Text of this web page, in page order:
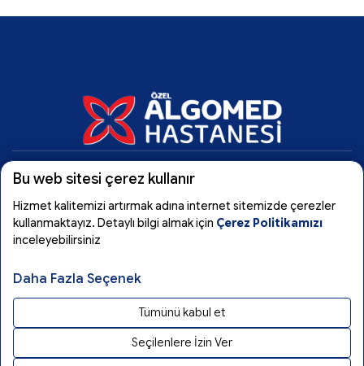
Algomed
Tıbbi Birimler
Kullanım Koşulları
Bu web sitesi çerez kullanır
Hizmet kalitemizi artırmak adına internet sitemizde çerezler
kullanmaktayız. Detaylı bilgi almak için Çerez Politikamızı
inceleyebilirsiniz
Daha Fazla Seçenek
Seçilenlere İzin Ver
Tümünü kabul et